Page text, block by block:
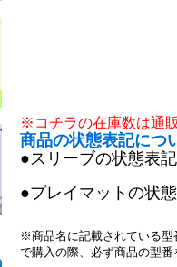
※コチラの在庫数は通
商品の状態表記につ
●スリーブの状態表
●プレイマットの状
※商品名に記載されている型
で購入の際、必ず商品の型番